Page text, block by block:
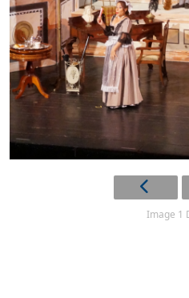
Image 1